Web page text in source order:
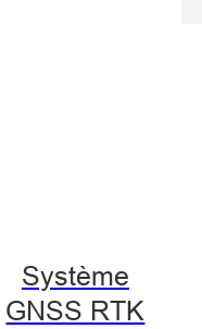
Système
GNSS RTK